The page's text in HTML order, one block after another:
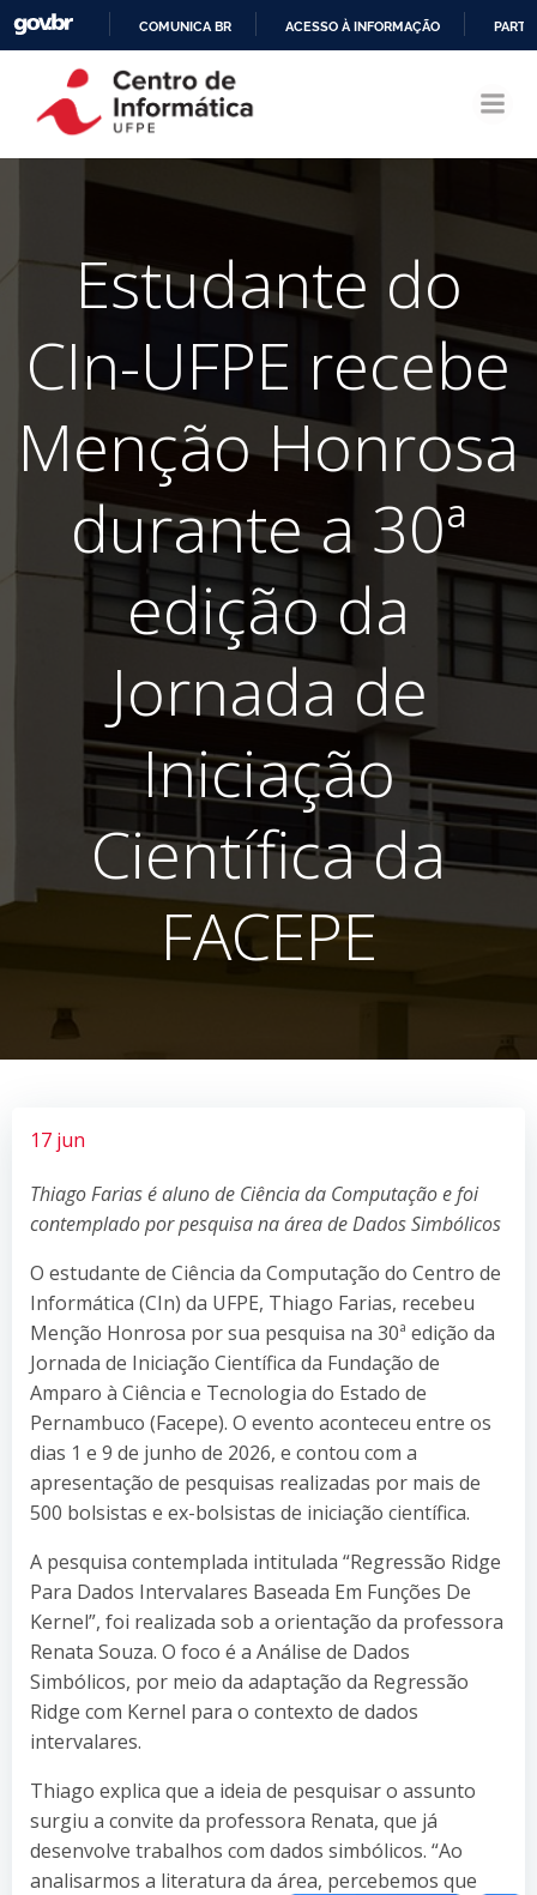
CONTEÚDO
COMUNICA BR ACESSO À INFORMAÇÃO
Estudante do
CIn-UFPE recebe
Menção Honrosa
durante a 30ª
edição da
Jornada de
Iniciação
Científica da
FACEPE
17 jun
Thiago Farias é aluno de Ciência da Computação e foi
contemplado por pesquisa na área de Dados Simbólicos
O estudante de Ciência da Computação do Centro de
Informática (CIn) da UFPE, Thiago Farias, recebeu
Menção Honrosa por sua pesquisa na 30ª edição da
Jornada de Iniciação Científica da Fundação de
Amparo à Ciência e Tecnologia do Estado de
Pernambuco (Facepe). O evento aconteceu entre os
dias 1 e 9 de junho de 2026, e contou com a
apresentação de pesquisas realizadas por mais de
500 bolsistas e ex-bolsistas de iniciação científica.
A pesquisa contemplada intitulada “Regressão Ridge
Para Dados Intervalares Baseada Em Funções De
Kernel”, foi realizada sob a orientação da professora
Renata Souza. O foco é a Análise de Dados
Simbólicos, por meio da adaptação da Regressão
Ridge com Kernel para o contexto de dados
intervalares.
Thiago explica que a ideia de pesquisar o assunto
surgiu a convite da professora Renata, que já
desenvolve trabalhos com dados simbólicos. “Ao
analisarmos a literatura da área, percebemos que